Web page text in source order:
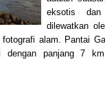
eksotis
dilewatkan
alam. Pantai
dengan panjang 7